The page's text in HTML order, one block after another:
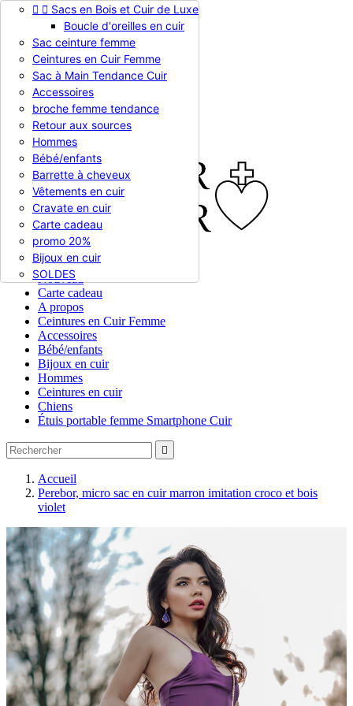
Appelez-nous :0786510612
EUR € 
EUR €
RUB RUB
Connexion
shopping_cart Panier (0)
  En stock
  Sacs en Bois et Cuir de Luxe
Boucle d'oreilles en cuir
Sac ceinture femme
Ceintures en Cuir Femme
Sac à Main Tendance Cuir
Accessoires
broche femme tendance
Retour aux sources
Hommes
Bébé/enfants
Barrette à cheveux
Vêtements en cuir
Cravate en cuir
Carte cadeau
promo 20%
Bijoux en cuir
SOLDES
Nouveau
Carte cadeau
A propos
Ceintures en Cuir Femme
Accessoires
Bébé/enfants
Bijoux en cuir
Hommes
Ceintures en cuir
Chiens
Étuis portable femme Smartphone Cuir

Accueil
Perebor, micro sac en cuir marron imitation croco et bois
violet